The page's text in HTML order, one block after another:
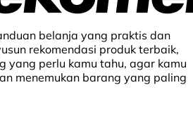
belanja yang praktis dan
rekomendasi produk terbaik,
yang perlu kamu tahu, agar kamu
menemukan barang yang paling